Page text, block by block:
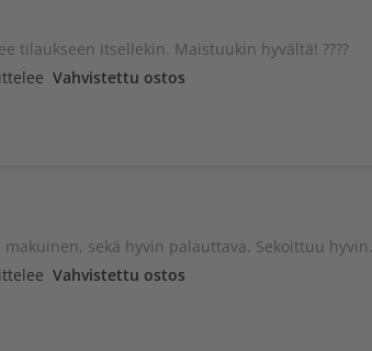
tilaukseen itsellekin. Maistuukin hyvältä! ????
Vahvistettu ostos
sekä hyvin palauttava. Sekoittuu hyvin.
Vahvistettu ostos